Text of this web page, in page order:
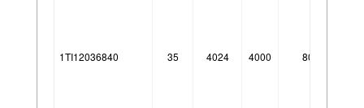
1TI12036840 35 4024 4000 80°